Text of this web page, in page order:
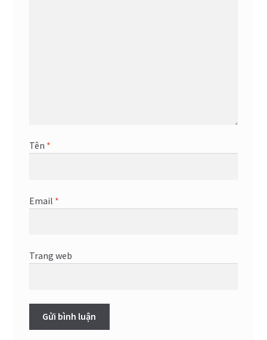
Tên *
Email *
Trang web